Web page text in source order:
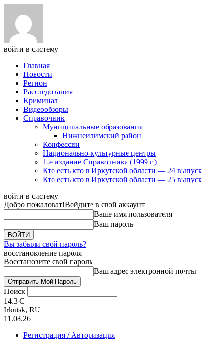
войти в систему
Главная
Новости
Регион
Расследования
Криминал
Видеообзоры
Справочник
Муниципальные образования
Нижнеилимский район
Конфессии
Национально-культурные центры
1-е издание Справочника (1999 г.)
Кто есть кто в Иркутской области — 24 выпуск
Кто есть кто в Иркутской области — 25 выпуск
войти в систему
Добро пожаловат!Войдите в свой аккаунт
Ваше имя пользователя
Ваш пароль
Вы забыли свой пароль?
восстановление пароля
Восстановите свой пароль
Ваш адрес электронной почты
Поиск
14.3 C
Irkutsk, RU
11.08.26
Регистрация / Авторизация